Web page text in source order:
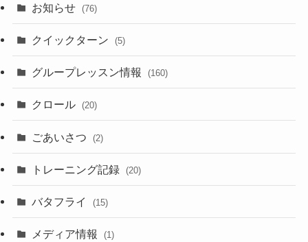
お知らせ (76)
クイックターン (5)
グループレッスン情報 (160)
クロール (20)
ごあいさつ (2)
トレーニング記録 (20)
バタフライ (15)
メディア情報 (1)